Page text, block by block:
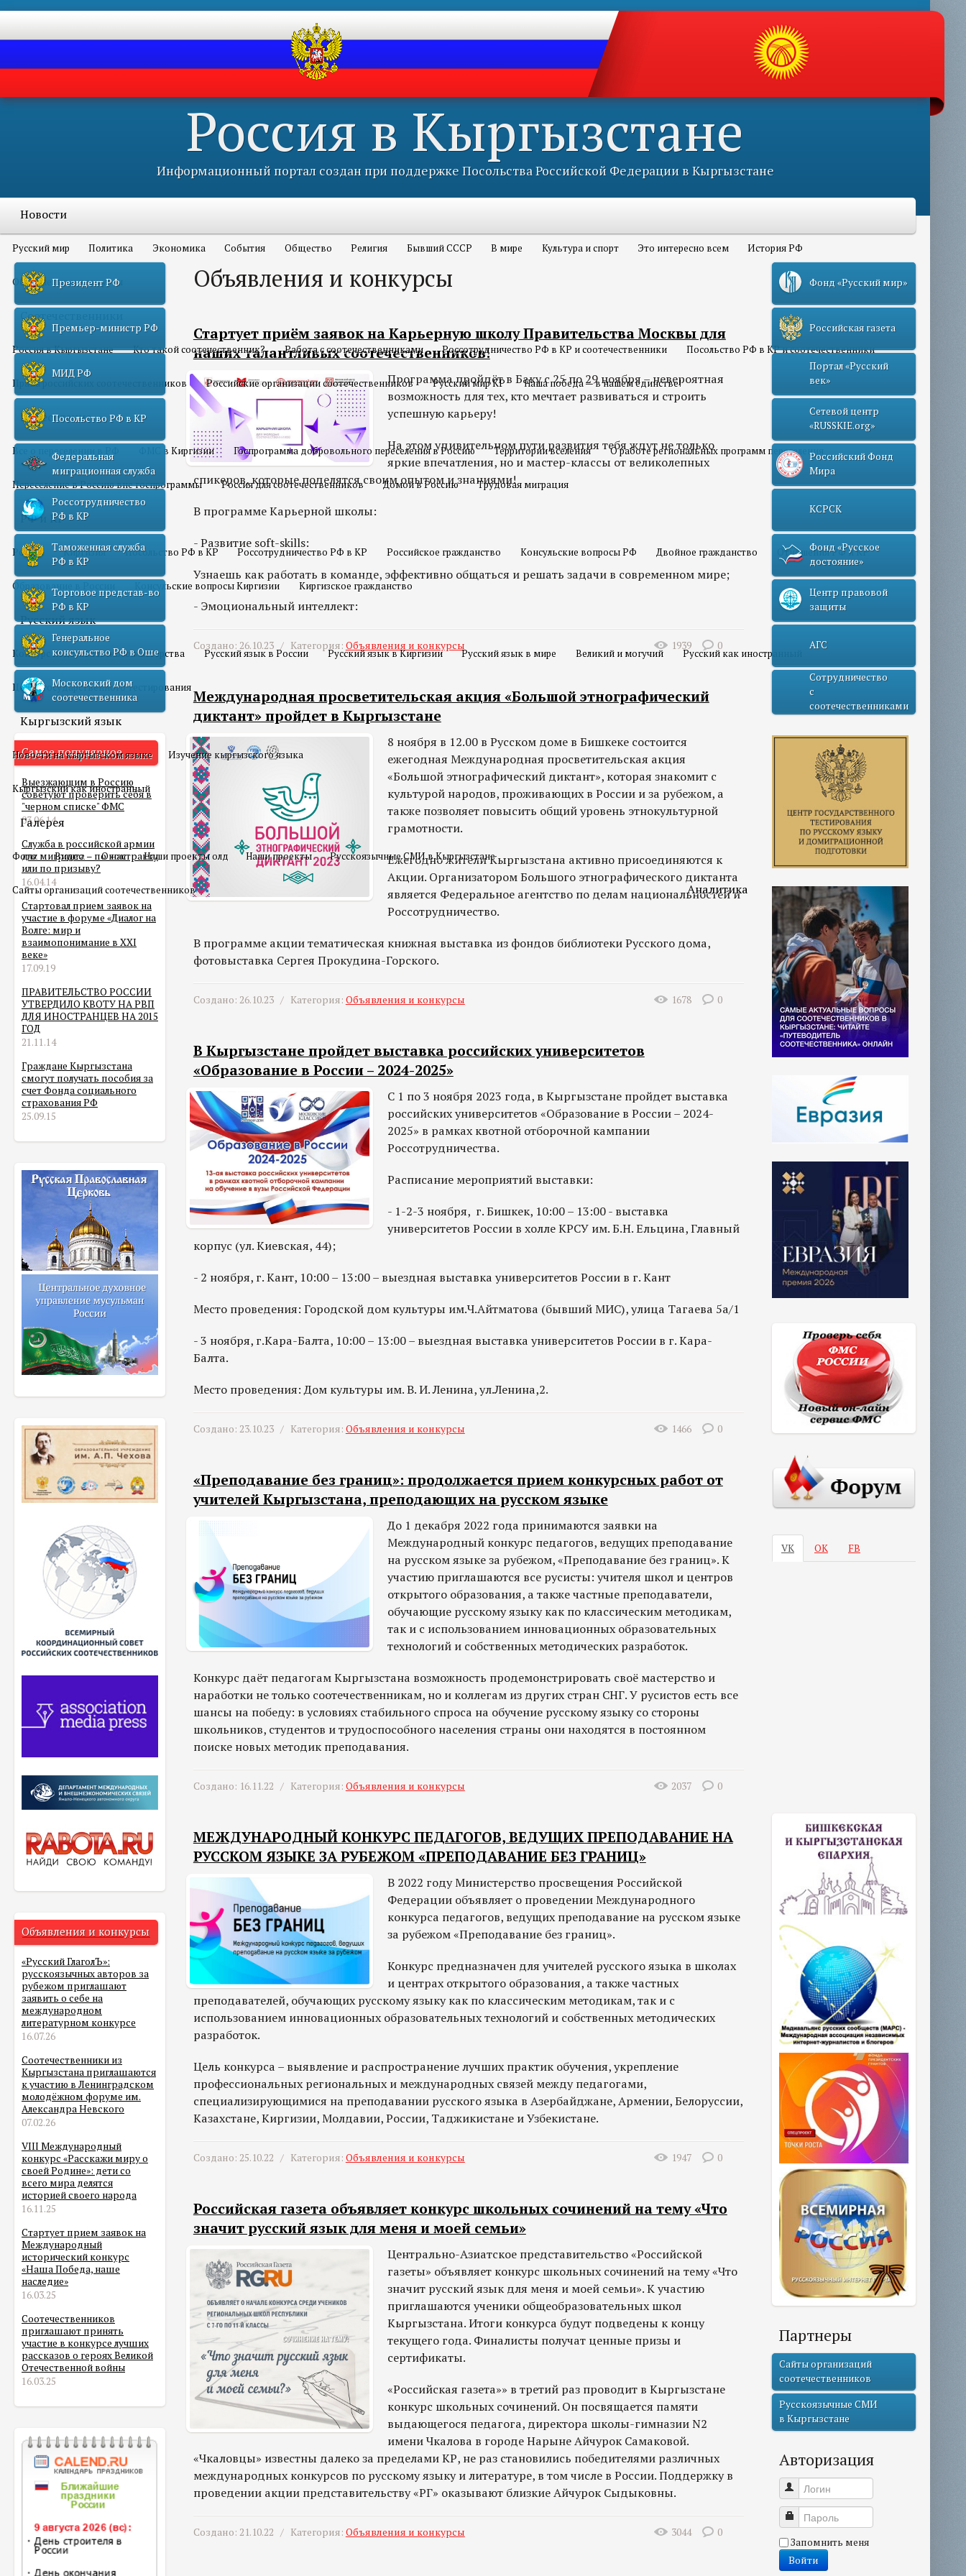
Россия в Кыргызстане
Информационный портал создан при поддержке Посольства Российской Федерации в Кыргызстане
Новости
Русский мир Политика Экономика События Общество Религия Бывший СССР В мире Культура и спорт Это интересно всем История РФ
Объявления и конкурсы
Соотечественники
Россия в Кыргызстане Кто такой соотечественник? Работа с соотечественниками Россотрудничество РФ в КР и соотечественники Посольство РФ в КР и соотечественники
Права российских соотечественников Российские организации соотечественников Русский мир КР Наша победа — в нашем единстве!
Переселение
Все о переселении в РФ ФМС в Киргизии Госпрограмма добровольного переселения в Россию Территории вселения О работе региональных программ переселения
Переселение в Россию вне госпрограммы Россия для соотечественников Домой в Россию Трудовая миграция
РФ и КР
Россия Киргизия Посольство РФ в КР Россотрудничество РФ в КР Российское гражданство Консульские вопросы РФ Двойное гражданство Отношения РФ и КР
Образование в России Консульские вопросы Киргизии Киргизское гражданство
Русский язык
Конкурс педагогического мастерства Русский язык в России Русский язык в Киргизии Русский язык в мире Великий и могучий Русский как иностранный
Центр государственного тестирования
Кыргызский язык
Новости на кыргызском языке Изучение кыргызского языка
Кыргызский как иностранный
Галерея
Фото Видео О нас Наши проекты олд Наши проекты Русскоязычные СМИ в Кыргызстане
Сайты организаций соотечественников Аналитика
Президент РФ
Премьер-министр РФ
МИД РФ
Посольство РФ в КР
Федеральная
миграционная служба
Россотрудничество
РФ в КР
Таможенная служба
РФ в КР
Торговое представ-во
РФ в КР
Генеральное
консульство РФ в Оше
Московский дом
соотечественника
Самое популярное
Выезжающим в Россию
советуют проверить себя в
"черном списке" ФМС
03.06.14
Служба в российской армии
для мигранта – по контракту
или по призыву?
16.04.14
Стартовал прием заявок на
участие в форуме «Диалог на
Волге: мир и
взаимопонимание в XXI
веке»
17.09.19
ПРАВИТЕЛЬСТВО РОССИИ
УТВЕРДИЛО КВОТУ НА РВП
ДЛЯ ИНОСТРАНЦЕВ НА 2015
ГОД
21.11.14
Граждане Кыргызстана
смогут получать пособия за
счет Фонда социального
страхования РФ
25.09.15
Объявления и конкурсы
«Русский ГлаголЪ»:
русскоязычных авторов за
рубежом приглашают
заявить о себе на
международном
литературном конкурсе
16.07.26
Соотечественники из
Кыргызстана приглашаются
к участию в Ленинградском
молодёжном форуме им.
Александра Невского
07.02.26
VIII Международный
конкурс «Расскажи миру о
своей Родине»: дети со
всего мира делятся
историей своего народа
16.11.25
Стартует прием заявок на
Международный
исторический конкурс
«Наша Победа, наше
наследие»
16.03.25
Соотечественников
приглашают принять
участие в конкурсе лучших
рассказов о героях Великой
Отечественной войны
16.03.25
Объявления и конкурсы
Стартует приём заявок на Карьерную школу Правительства Москвы для
наших талантливых соотечественников!
Программа пройдёт в Баку с 25 по 29 ноября – невероятная
возможность для тех, кто мечтает развиваться и строить
успешную карьеру!
На этом удивительном пути развития тебя ждут не только
яркие впечатления, но и мастер-классы от великолепных
спикеров, которые поделятся своим опытом и знаниями!
В программе Карьерной школы:
- Развитие soft-skills:
Узнаешь как работать в команде, эффективно общаться и решать задачи в современном мире;
- Эмоциональный интеллект:
Создано: 26.10.23 / Категория: Объявления и конкурсы 1939 0
Международная просветительская акция «Большой этнографический
диктант» пройдет в Кыргызстане
8 ноября в 12.00 в Русском доме в Бишкеке состоится
ежегодная Международная просветительская акция
«Большой этнографический диктант», которая знакомит с
культурой народов, проживающих в России и за рубежом, а
также позволяет повысить общий уровень этнокультурной
грамотности. ⠀
Ежегодно жители Кыргызстана активно присоединяются к
Акции. Организатором Большого этнографического диктанта
является Федеральное агентство по делам национальностей и
Россотрудничество.
В программе акции тематическая книжная выставка из фондов библиотеки Русского дома,
фотовыставка Сергея Прокудина-Горского.
Создано: 26.10.23 / Категория: Объявления и конкурсы 1678 0
В Кыргызстане пройдет выставка российских университетов
«Образование в России – 2024-2025»
С 1 по 3 ноября 2023 года, в Кыргызстане пройдет выставка
российских университетов «Образование в России – 2024-
2025» в рамках квотной отборочной кампании
Россотрудничества.
Расписание мероприятий выставки:
- 1-2-3 ноября, г. Бишкек, 10:00 – 13:00 - выставка
университетов России в холле КРСУ им. Б.Н. Ельцина, Главный
корпус (ул. Киевская, 44);
- 2 ноября, г. Кант, 10:00 – 13:00 – выездная выставка университетов России в г. Кант
Место проведения: Городской дом культуры им.Ч.Айтматова (бывший МИС), улица Тагаева 5а/1
- 3 ноября, г.Кара-Балта, 10:00 – 13:00 – выездная выставка университетов России в г. Кара-
Балта.
Место проведения: Дом культуры им. В. И. Ленина, ул.Ленина,2.
Создано: 23.10.23 / Категория: Объявления и конкурсы 1466 0
«Преподавание без границ»: продолжается прием конкурсных работ от
учителей Кыргызстана, преподающих на русском языке
До 1 декабря 2022 года принимаются заявки на
Международный конкурс педагогов, ведущих преподавание
на русском языке за рубежом, «Преподавание без границ». К
участию приглашаются все русисты: учителя школ и центров
открытого образования, а также частные преподаватели,
обучающие русскому языку как по классическим методикам,
так и с использованием инновационных образовательных
технологий и собственных методических разработок.
Конкурс даёт педагогам Кыргызстана возможность продемонстрировать своё мастерство и
наработки не только соотечественникам, но и коллегам из других стран СНГ. У русистов есть все
шансы на победу: в условиях стабильного спроса на обучение русскому языку со стороны
школьников, студентов и трудоспособного населения страны они находятся в постоянном
поиске новых методик преподавания.
Создано: 16.11.22 / Категория: Объявления и конкурсы 2037 0
МЕЖДУНАРОДНЫЙ КОНКУРС ПЕДАГОГОВ, ВЕДУЩИХ ПРЕПОДАВАНИЕ НА
РУССКОМ ЯЗЫКЕ ЗА РУБЕЖОМ «ПРЕПОДАВАНИЕ БЕЗ ГРАНИЦ»
В 2022 году Министерство просвещения Российской
Федерации объявляет о проведении Международного
конкурса педагогов, ведущих преподавание на русском языке
за рубежом «Преподавание без границ».
Конкурс предназначен для учителей русского языка в школах
и центрах открытого образования, а также частных
преподавателей, обучающих русскому языку как по классическим методикам, так и с
использованием инновационных образовательных технологий и собственных методических
разработок.
Цель конкурса – выявление и распространение лучших практик обучения, укрепление
профессиональных региональных и международных связей между педагогами,
специализирующимися на преподавании русского языка в Азербайджане, Армении, Белоруссии,
Казахстане, Киргизии, Молдавии, России, Таджикистане и Узбекистане.
Создано: 25.10.22 / Категория: Объявления и конкурсы 1947 0
Российская газета объявляет конкурс школьных сочинений на тему «Что
значит русский язык для меня и моей семьи»
Центрально-Азиатское представительство «Российской
газеты» объявляет конкурс школьных сочинений на тему «Что
значит русский язык для меня и моей семьи». К участию
приглашаются ученики общеобразовательных школ
Кыргызстана. Итоги конкурса будут подведены к концу
текущего года. Финалисты получат ценные призы и
сертификаты.
«Российская газета»» в третий раз проводит в Кыргызстане
конкурс школьных сочинений. Он посвящается памяти
выдающегося педагога, директора школы-гимназии N2
имени Чкалова в городе Нарыне Айчурок Самаковой.
«Чкаловцы» известны далеко за пределами КР, не раз становились победителями различных
международных конкурсов по русскому языку и литературе, в том числе в России. Поддержку в
проведении акции представительству «РГ» оказывают близкие Айчурок Сыдыковны.
Создано: 21.10.22 / Категория: Объявления и конкурсы 3044 0
Фонд «Русский мир»
Российская газета
Портал «Русский
век»
Сетевой центр
«RUSSKIE.org»
Российский Фонд
Мира
КСРСК
Фонд «Русское
достояние»
Центр правовой
защиты
АГС
Сотрудничество
с
соотечественниками
VK ОК FB
Партнеры
Сайты организаций
соотечественников
Русскоязычные СМИ
в Кыргызстане
Авторизация
Логин
Пароль
Запомнить меня
Войти